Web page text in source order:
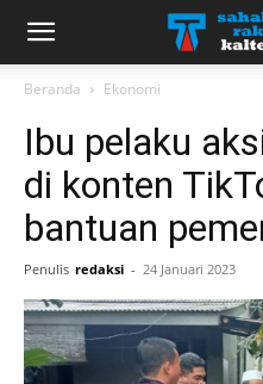
Beranda Ekonomi
Ibu pelaku
di konten
bantuan
Penulis redaksi - 24 Januari 2023